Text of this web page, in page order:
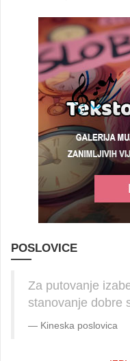
POSLOVICE
Za putovanje
stanovanje dobre
Kineska poslovica